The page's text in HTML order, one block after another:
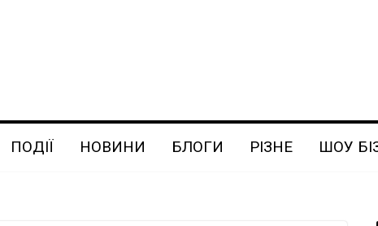
ПОДІЇ НОВИНИ БЛОГИ РІЗНЕ ШОУ